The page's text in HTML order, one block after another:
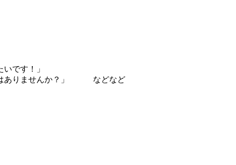
です！」
はありませんか？」 などなど